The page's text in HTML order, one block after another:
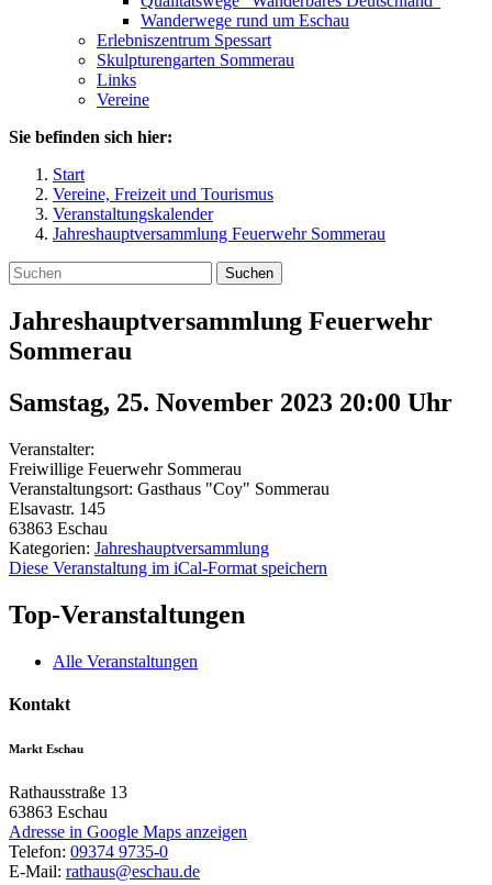
Wanderwege rund um Eschau
Erlebniszentrum Spessart
Skulpturengarten Sommerau
Links
Vereine
Sie befinden sich hier:
Start
Vereine, Freizeit und Tourismus
Veranstaltungskalender
Jahreshauptversammlung Feuerwehr Sommerau
Suchen
Jahreshauptversammlung Feuerwehr
Sommerau
Samstag, 25. November 2023 20:00 Uhr
Veranstalter:
Freiwillige Feuerwehr Sommerau
Veranstaltungsort: Gasthaus "Coy" Sommerau
Elsavastr. 145
63863 Eschau
Kategorien: Jahreshauptversammlung
Diese Veranstaltung im iCal-Format speichern
Top-Veranstaltungen
Alle Veranstaltungen
Kontakt
Markt Eschau
Rathausstraße 13
63863 Eschau
Adresse in Google Maps anzeigen
Telefon: 09374 9735-0
E-Mail: rathaus@eschau.de